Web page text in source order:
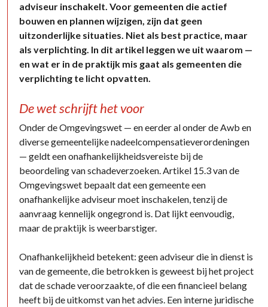
adviseur inschakelt. Voor gemeenten die actief
bouwen en plannen wijzigen, zijn dat geen
uitzonderlijke situaties. Niet als best practice, maar
als verplichting. In dit artikel leggen we uit waarom —
en wat er in de praktijk mis gaat als gemeenten die
verplichting te licht opvatten.
De wet schrijft het voor
Onder de Omgevingswet — en eerder al onder de Awb en
diverse gemeentelijke nadeelcompensatieverordeningen
— geldt een onafhankelijkheidsvereiste bij de
beoordeling van schadeverzoeken. Artikel 15.3 van de
Omgevingswet bepaalt dat een gemeente een
onafhankelijke adviseur moet inschakelen, tenzij de
aanvraag kennelijk ongegrond is. Dat lijkt eenvoudig,
maar de praktijk is weerbarstiger.
Onafhankelijkheid betekent: geen adviseur die in dienst is
van de gemeente, die betrokken is geweest bij het project
dat de schade veroorzaakte, of die een financieel belang
heeft bij de uitkomst van het advies. Een interne juridische